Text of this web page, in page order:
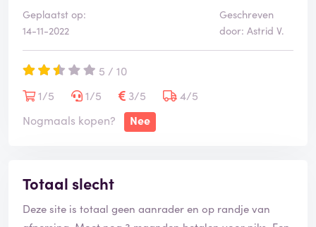
Geplaatst op:
14-11-2022
Geschreven
door: Astrid V.
5 / 10
1/5
1/5 3/5
4/5
Nogmaals kopen?
Nee
Totaal slecht
Deze site is totaal geen aanrader en op randje van